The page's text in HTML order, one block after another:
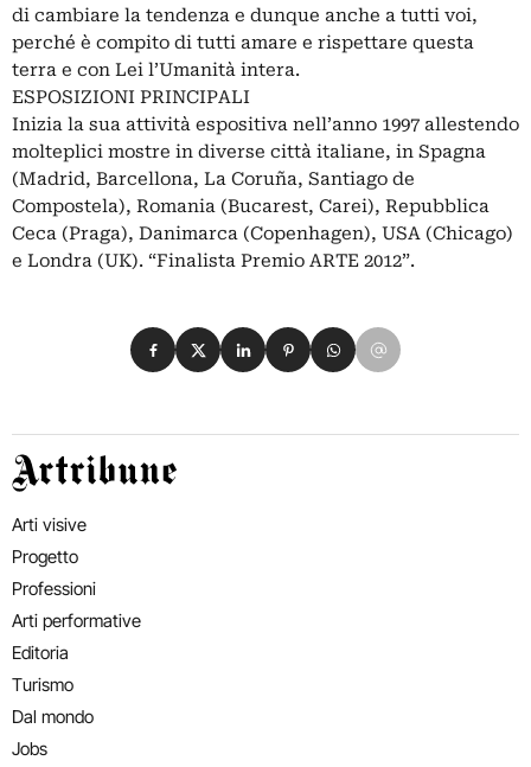
di cambiare la tendenza e dunque anche a tutti voi,
perché è compito di tutti amare e rispettare questa
terra e con Lei l’Umanità intera.
ESPOSIZIONI PRINCIPALI
Inizia la sua attività espositiva nell’anno 1997 allestendo
molteplici mostre in diverse città italiane, in Spagna
(Madrid, Barcellona, La Coruña, Santiago de
Compostela), Romania (Bucarest, Carei), Repubblica
Ceca (Praga), Danimarca (Copenhagen), USA (Chicago)
e Londra (UK). “Finalista Premio ARTE 2012”.
Condividi su Facebook
Condividi su X
Condividi su LinkedIn
Condividi su Pinterest
Condividi su WhatsApp
Condividi su Email
Artribune
Arti visive
Progetto
Professioni
Arti performative
Editoria
Turismo
Dal mondo
Jobs